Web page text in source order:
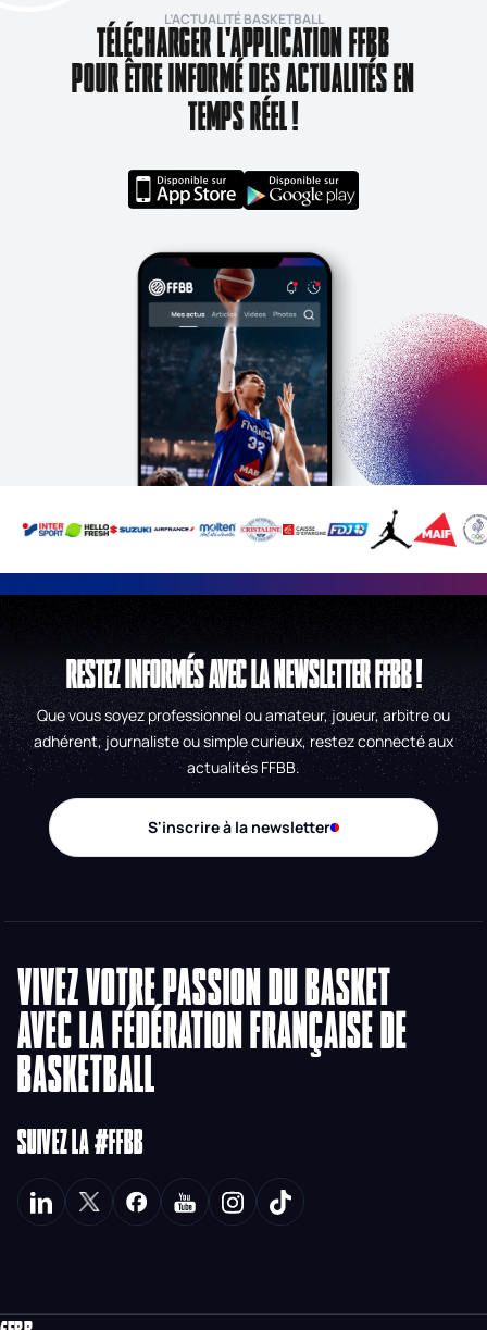
L’ACTUALITÉ BASKETBALL
TÉLÉCHARGER L'APPLICATION FFBB
POUR ÊTRE INFORMÉ DES ACTUALITÉS EN
TEMPS RÉEL !
RESTEZ INFORMÉS AVEC LA NEWSLETTER FFBB !
Que vous soyez professionnel ou amateur, joueur, arbitre ou
adhérent, journaliste ou simple curieux, restez connecté aux
actualités FFBB.
S'inscrire à la newsletter
VIVEZ VOTRE PASSION DU BASKET
AVEC LA FÉDÉRATION FRANÇAISE DE
BASKETBALL
SUIVEZ LA #FFBB